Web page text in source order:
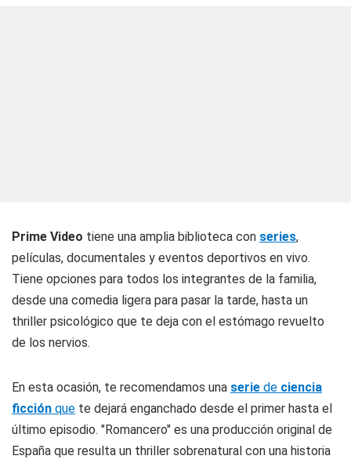
Prime Video tiene una amplia biblioteca con series,
películas, documentales y eventos deportivos en vivo.
Tiene opciones para todos los integrantes de la familia,
desde una comedia ligera para pasar la tarde, hasta un
thriller psicológico que te deja con el estómago revuelto
de los nervios.
En esta ocasión, te recomendamos una serie de ciencia
ficción que te dejará enganchado desde el primer hasta el
último episodio. "Romancero" es una producción original de
España que resulta un thriller sobrenatural con una historia